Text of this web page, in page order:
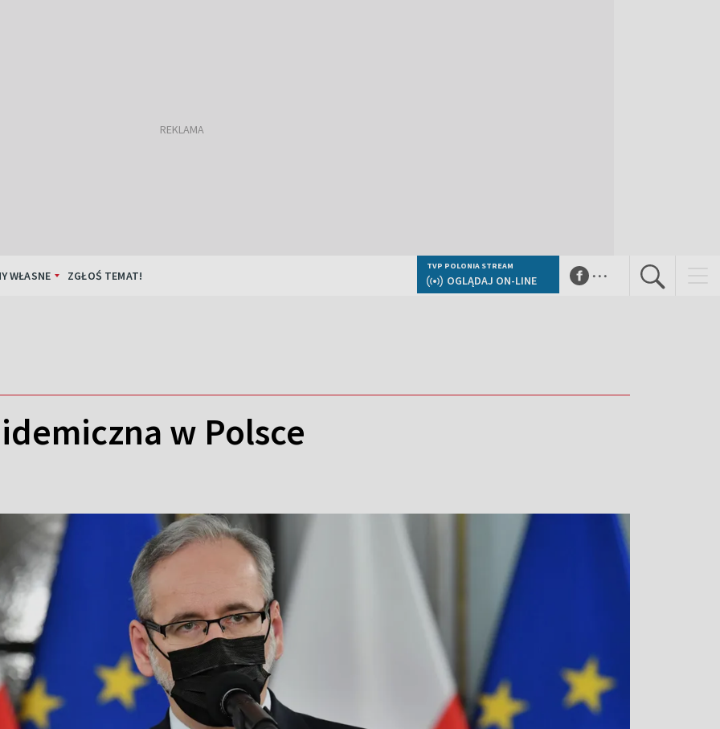
WŁASNE ZGŁOŚ TEMAT!
TVP POLONIA STREAM
OGLĄDAJ ON-LINE ...
w Polsce